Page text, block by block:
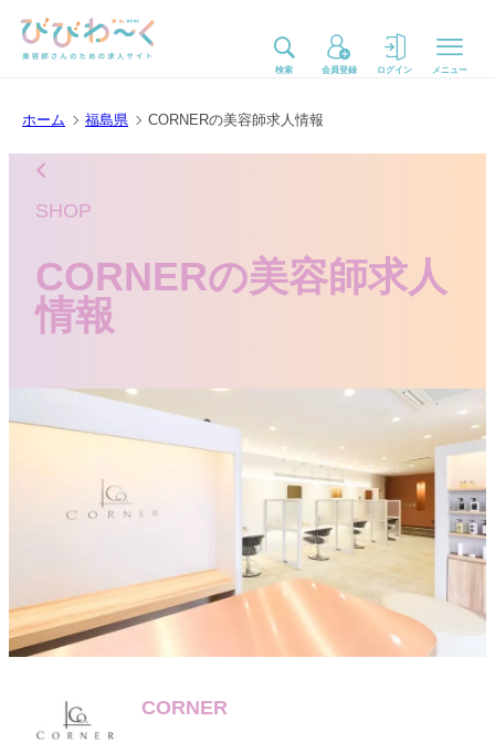
ホーム 福島県 CORNERの美容師求人情報
SHOP
CORNERの美容師求人
情報
CORNER
検索 会員登録 ログイン メニュー